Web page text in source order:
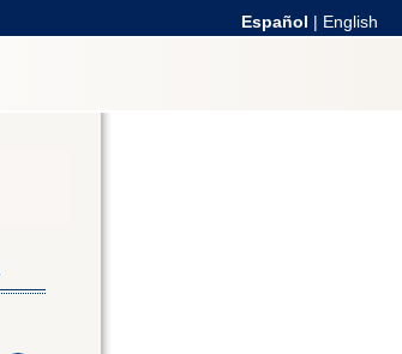
Español | English